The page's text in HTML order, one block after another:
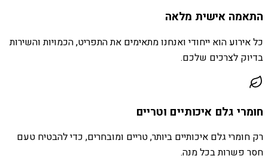
התאמה אישית מלאה
כל אירוע הוא ייחודי ואנחנו מתאימים את התפריט, הכמויות והשירות
בדיוק לצרכים שלכם.
חומרי גלם איכותיים וטריים
רק חומרי גלם איכותיים ביותר, טריים ומובחרים, כדי להבטיח טעם
חסר פשרות בכל מנה.